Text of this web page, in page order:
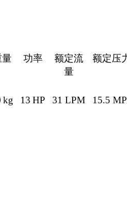
量 功率
额定流
量
额定压
kg 13 HP 31 LPM 15.5